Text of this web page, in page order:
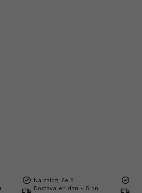
Na zalogi še 8
Dostava en dan - 5 dni